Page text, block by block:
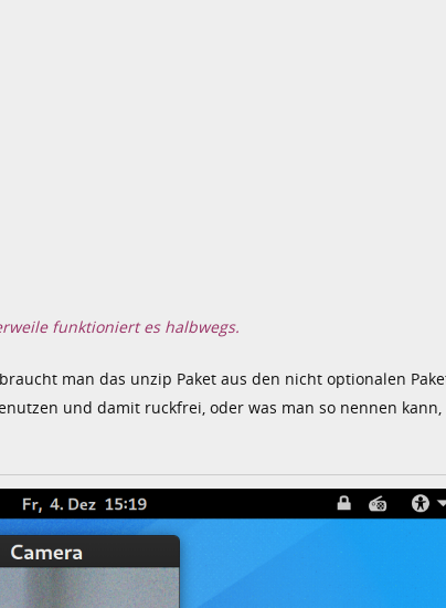
funktioniert es halbwegs.
man das unzip Paket aus den nicht optionalen
und damit ruckfrei, oder was man so nennen